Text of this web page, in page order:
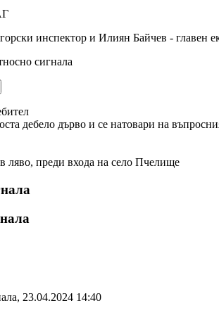
инспектор и Илиян Байчев - главен
сигнала
дебело дърво и се натовари на
ляво, преди входа на село Пчелище
23.04.2024 14:40